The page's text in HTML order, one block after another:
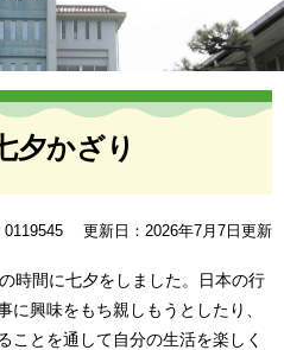
夕かざり
更新日：2026年7月7日更新
時間に七夕をしました。日本の行
興味をもち親しもうとしたり、
ことを通して自分の生活を楽しく